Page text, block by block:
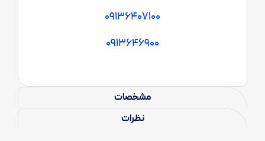
مشخصات
نظرات
09136407100
0913646900